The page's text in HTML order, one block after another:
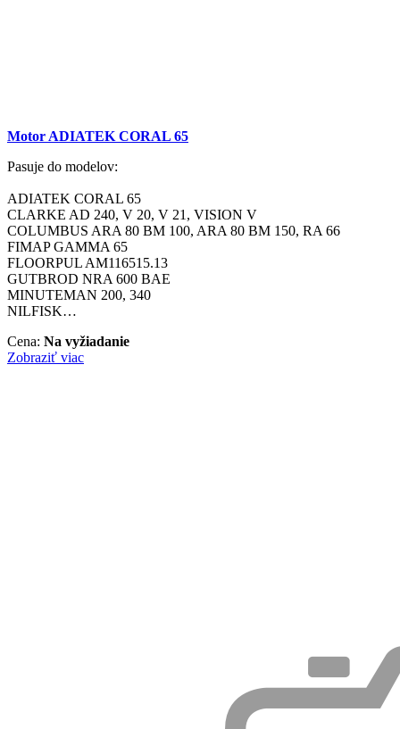
Motor ADIATEK CORAL 65
Pasuje do modelov:
ADIATEK CORAL 65
CLARKE AD 240, V 20, V 21, VISION V
COLUMBUS ARA 80 BM 100, ARA 80 BM 150, RA 66
FIMAP GAMMA 65
FLOORPUL AM116515.13
GUTBROD NRA 600 BAE
MINUTEMAN 200, 340
NILFISK…
Cena: Na vyžiadanie
Zobraziť viac